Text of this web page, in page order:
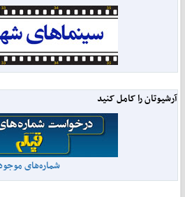
آرشیوتان را کامل کنید
شماره‌های موجود